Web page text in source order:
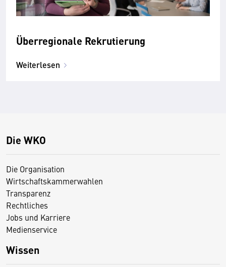
Überregionale Rekrutierung
Weiterlesen
Die WKO
Die Organisation
Wirtschaftskammerwahlen
Transparenz
Rechtliches
Jobs und Karriere
Medienservice
Wissen